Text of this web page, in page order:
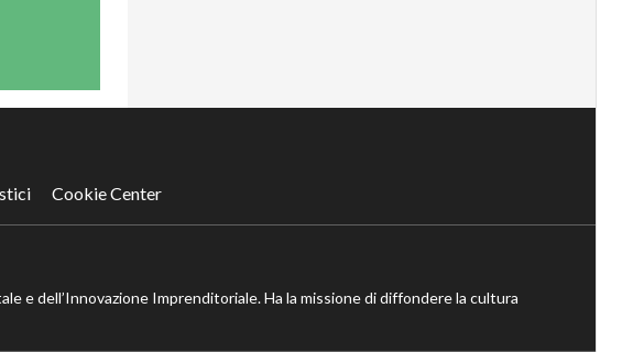
Cookie Center
e dell’Innovazione Imprenditoriale. Ha la missione di diffondere la cultura